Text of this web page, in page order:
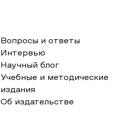
Вопросы и ответы
Интервью
Научный блог
Учебные и методические
издания
Об издательстве